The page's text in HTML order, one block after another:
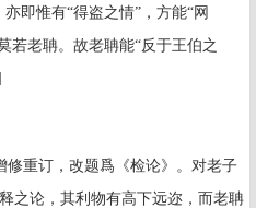
即惟有“得盗之情”，方能“网
若老聃。故老聃能“反于王伯之
修重订，改题爲《检论》。对老子
之论，其利物有高下远迩，而老聃